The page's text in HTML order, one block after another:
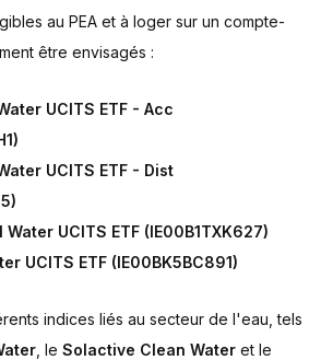
au PEA et à loger sur un compte-
être envisagés :
UCITS ETF - Acc
UCITS ETF - Dist
UCITS ETF (IE00B1TXK627)
UCITS ETF (IE00BK5BC891)
indices liés au secteur de l'eau, tels
, le Solactive Clean Water et le